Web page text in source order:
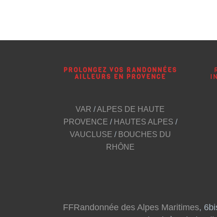
PROLONGEZ VOS RANDONNÉES
AILLEURS EN PROVENCE
VAR /ALPES DE HAUTE
PROVENCE / HAUTES ALPES /
VAUCLUSE / BOUCHES DU
RHÔNE
FFRandonnée des Alpes Maritimes,